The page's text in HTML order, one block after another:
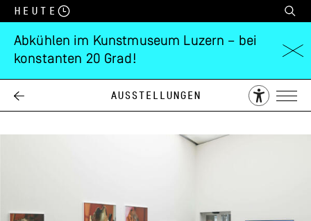
Heute
Abkühlen im Kunstmuseum Luzern – bei
konstanten 20 Grad!
Ausstellungen
zentral!
30.11. 16.02.